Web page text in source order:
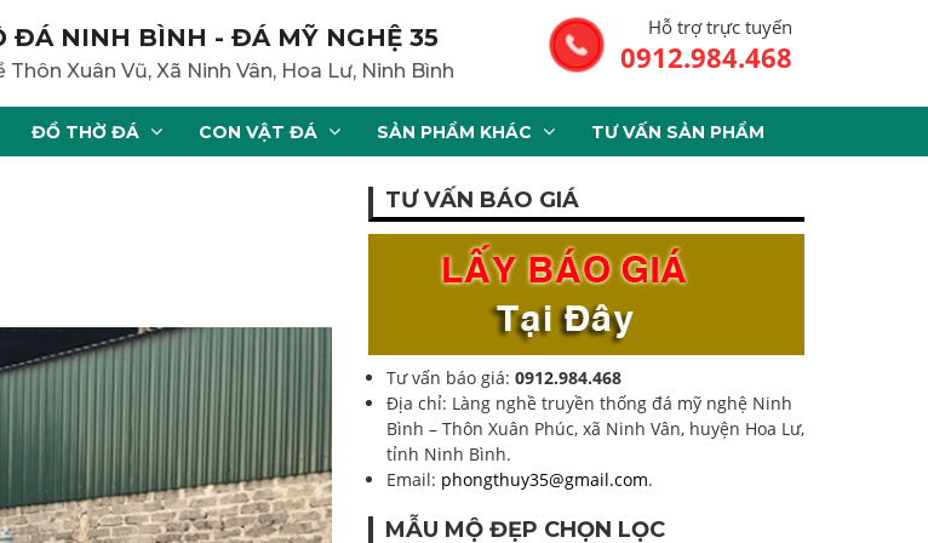
ĐÁ NINH BÌNH - ĐÁ MỸ NGHỆ 35
Thôn Xuân Vũ, Xã Ninh Vân, Hoa Lư, Ninh Bình
Hỗ trợ trực tuyến
0912.984.468
ĐỒ THỜ ĐÁ CON VẬT ĐÁ SẢN PHẨM KHÁC TƯ VẤN SẢN PHẨM
TƯ VẤN BÁO GIÁ
Tư vấn báo giá: 0912.984.468
Địa chỉ: Làng nghề truyền thống đá mỹ nghệ Ninh
Bình – Thôn Xuân Phúc, xã Ninh Vân, huyện Hoa Lư,
tỉnh Ninh Bình.
Email: phongthuy35@gmail.com.
MẪU MỘ ĐẸP CHỌN LỌC